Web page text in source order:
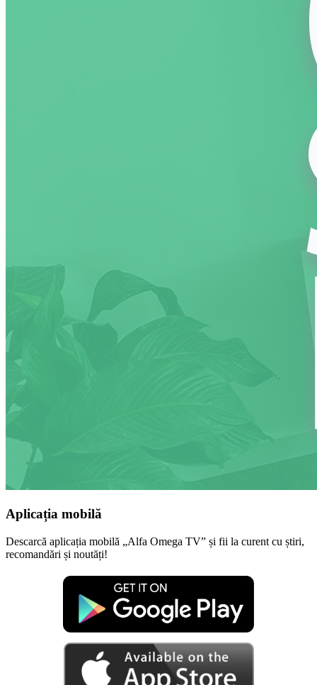
Aplicația mobilă
Descarcă aplicația mobilă „Alfa Omega TV” și fii la curent cu știri,
recomandări și noutăți!